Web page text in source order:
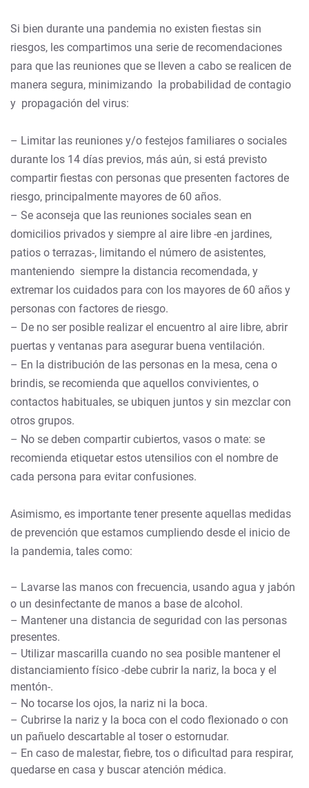
Si bien durante una pandemia no existen fiestas sin
riesgos, les compartimos una serie de recomendaciones
para que las reuniones que se lleven a cabo se realicen de
manera segura, minimizando la probabilidad de contagio
y propagación del virus:
– Limitar las reuniones y/o festejos familiares o sociales
durante los 14 días previos, más aún, si está previsto
compartir fiestas con personas que presenten factores de
riesgo, principalmente mayores de 60 años.
– Se aconseja que las reuniones sociales sean en
domicilios privados y siempre al aire libre -en jardines,
patios o terrazas-, limitando el número de asistentes,
manteniendo siempre la distancia recomendada, y
extremar los cuidados para con los mayores de 60 años y
personas con factores de riesgo.
– De no ser posible realizar el encuentro al aire libre, abrir
puertas y ventanas para asegurar buena ventilación.
– En la distribución de las personas en la mesa, cena o
brindis, se recomienda que aquellos convivientes, o
contactos habituales, se ubiquen juntos y sin mezclar con
otros grupos.
– No se deben compartir cubiertos, vasos o mate: se
recomienda etiquetar estos utensilios con el nombre de
cada persona para evitar confusiones.
Asimismo, es importante tener presente aquellas medidas
de prevención que estamos cumpliendo desde el inicio de
la pandemia, tales como:
– Lavarse las manos con frecuencia, usando agua y jabón
o un desinfectante de manos a base de alcohol.
– Mantener una distancia de seguridad con las personas
presentes.
– Utilizar mascarilla cuando no sea posible mantener el
distanciamiento físico -debe cubrir la nariz, la boca y el
mentón-.
– No tocarse los ojos, la nariz ni la boca.
– Cubrirse la nariz y la boca con el codo flexionado o con
un pañuelo descartable al toser o estornudar.
– En caso de malestar, fiebre, tos o dificultad para respirar,
quedarse en casa y buscar atención médica.